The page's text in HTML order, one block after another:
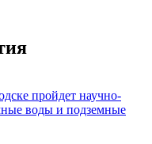
пройдет научно-
воды и подземные